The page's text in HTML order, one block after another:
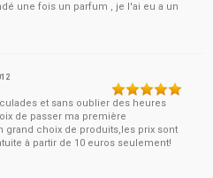
une fois un parfum , je l'ai eu a un
et sans oublier des heures
de passer ma première
grand choix de produits,les prix sont
à partir de 10 euros seulement!